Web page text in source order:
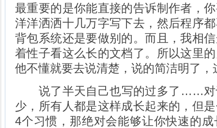
最重要的是你能直接的告诉制作者，
洋洋洒洒十几万字写下去，然后程序
背包系统还是要做别的。而且，我相
着性子看这么长的文档了。所以这里
他不懂就要去说清楚，说的简洁明了
说了半天自己也写的过多了……对
少，所有人都是这样成长起来的，但
4个习惯，那绝对会能够让你快速的